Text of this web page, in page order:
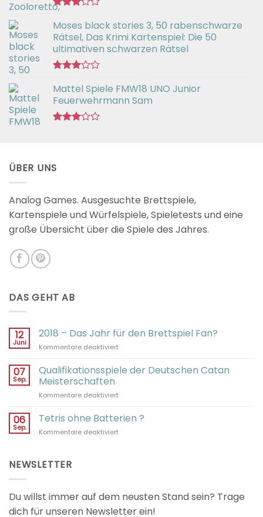
mit
3.02
von 5
Moses black stories 3, 50 rabenschwarze
Rätsel, Das Krimi Kartenspiel: Die 50
ultimativen schwarzen Rätsel
mit
3.00
von 5
Mattel Spiele FMW18 UNO Junior
Feuerwehrmann Sam
ÜBER UNS
Analog Games. Ausgesuchte Brettspiele,
Kartenspiele und Würfelspiele, Spieletests und eine
große Übersicht über die Spiele des Jahres.
DAS GEHT AB
12
Juni
2018 – Das Jahr für den Brettspiel Fan?
Kommentare deaktiviertfür
–
Das
für
Brettspiel
07
Sep.
Qualifikationsspiele der Deutschen Catan
Meisterschaften
Kommentare deaktiviertfür
der
Deutschen
Catan
06
Sep.
Tetris ohne Batterien ?
Kommentare deaktiviertfür
NEWSLETTER
Du willst immer auf dem neusten Stand sein? Trage
dich für unseren Newsletter ein!